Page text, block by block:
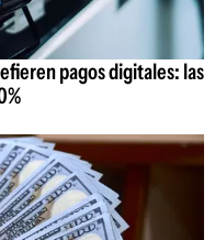
pagos digitales: las